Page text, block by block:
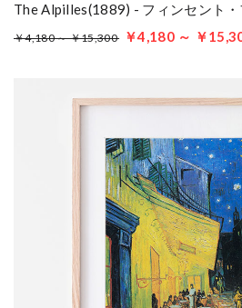
The Alpilles(1889) - フィンセント
￥4,180 ～ ￥15,300 ￥4,180 ～ ￥